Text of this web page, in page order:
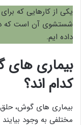
یکی از کارهایی که
شستشوی آن است که
داده ایم.
بیماری های
کدام اند؟
بیماری های گوش،
مختلفی به وجود